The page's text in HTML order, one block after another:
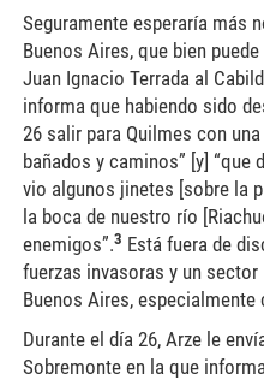
Seguramente esperaría más
Buenos Aires, que bien
Juan Ignacio Terrada al
informa que habiendo sido
26 salir para Quilmes con
bañados y caminos” [y]
vio algunos jinetes [sobre la
la boca de nuestro río
enemigos”.3 Está fuera de
fuerzas invasoras y un
Buenos Aires, especialmente
Durante el día 26, Arze le
Sobremonte en la que